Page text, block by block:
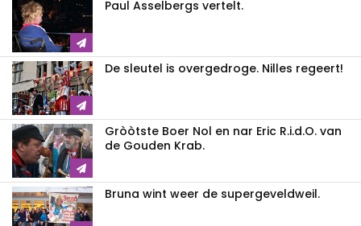
Paul Asselbergs vertelt.
De sleutel is overgedroge. Nilles regeert!
Gròòtste Boer Nol en nar Eric R.i.d.O. van
de Gouden Krab.
Bruna wint weer de supergeveldweil.